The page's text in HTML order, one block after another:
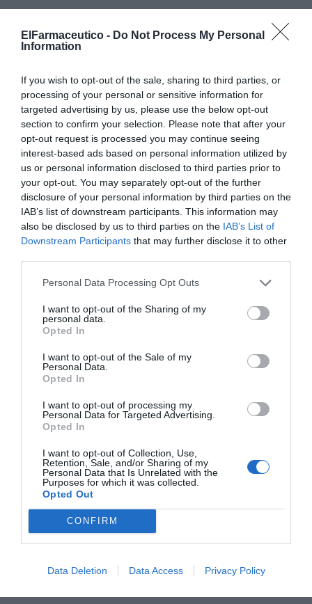
ElFarmaceutico - Do Not Process My Personal
Information
If you wish to opt-out of the sale, sharing to third parties, or
processing of your personal or sensitive information for
targeted advertising by us, please use the below opt-out
section to confirm your selection. Please note that after your
opt-out request is processed you may continue seeing
interest-based ads based on personal information utilized by
us or personal information disclosed to third parties prior to
your opt-out. You may separately opt-out of the further
disclosure of your personal information by third parties on the
IAB’s list of downstream participants. This information may
also be disclosed by us to third parties on the IAB’s List of
Downstream Participants that may further disclose it to other
Personal Data Processing Opt Outs
I want to opt-out of the Sharing of my
personal data.
Opted In
I want to opt-out of the Sale of my
Personal Data.
Opted In
I want to opt-out of processing my
Personal Data for Targeted Advertising.
Opted In
I want to opt-out of Collection, Use,
Retention, Sale, and/or Sharing of my
Personal Data that Is Unrelated with the
Purposes for which it was collected.
Opted Out
CONFIRM
Data Deletion Data Access Privacy Policy
– Vocal de Formación Continuada: Rafael García.
– Vocal de Formulación: Nuria Mérida.
– Vocal de Optica: Luis Cespedosa.
– Vocal de AIimentación: María Jesús Coronado.
– Vocal de Oficinas de Farmacia: Javier Nieto.
– Vocal de Nuevas Tecnologías: Maruja Conejo.
– Vocal de Análisis Clínicos: Rocío López.
– Vocal de Ortopedia: Juan de Dios Megías.
AñadirEl Farmacéutico
Mantente informado con las últimas noticias de actualidad.
ACTIVAR AHORA
presidente
Colegio Oficial de Farmacéuticos de Málaga
Javier Tudela